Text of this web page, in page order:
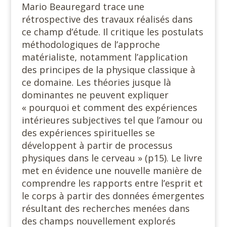
Mario Beauregard trace une
rétrospective des travaux réalisés dans
ce champ d’étude. Il critique les postulats
méthodologiques de l’approche
matérialiste, notamment l’application
des principes de la physique classique à
ce domaine. Les théories jusque là
dominantes ne peuvent expliquer
« pourquoi et comment des expériences
intérieures subjectives tel que l’amour ou
des expériences spirituelles se
développent à partir de processus
physiques dans le cerveau » (p15). Le livre
met en évidence une nouvelle manière de
comprendre les rapports entre l’esprit et
le corps à partir des données émergentes
résultant des recherches menées dans
des champs nouvellement explorés